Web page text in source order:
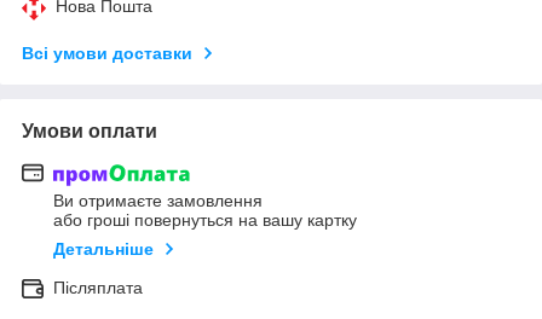
Нова Пошта
Всі умови доставки
Умови оплати
Ви отримаєте замовлення
або гроші повернуться на вашу картку
Детальніше
Післяплата